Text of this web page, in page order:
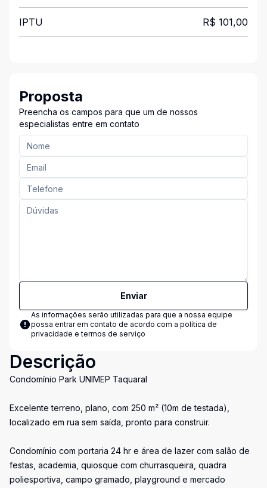
IPTU R$ 101,00
Proposta
Preencha os campos para que um de nossos
especialistas entre em contato
Enviar
As informações serão utilizadas para que a nossa equipe
possa entrar em contato de acordo com a política de
privacidade e termos de serviço
Descrição
Condomínio Park UNIMEP Taquaral
Excelente terreno, plano, com 250 m² (10m de testada),
localizado em rua sem saída, pronto para construir.
Condomínio com portaria 24 hr e área de lazer com salão de
festas, academia, quiosque com churrasqueira, quadra
poliesportiva, campo gramado, playground e mercado